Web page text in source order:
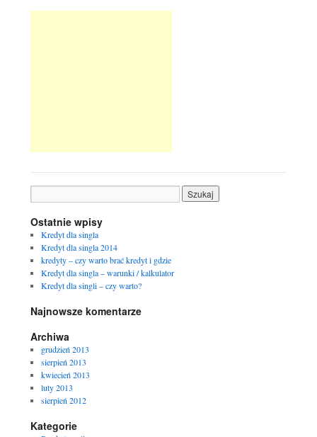
Ostatnie wpisy
Kredyt dla singla
Kredyt dla singla 2014
kredyty – czy warto brać kredyt i gdzie
Kredyt dla singla – warunki / kalkulator
Kredyt dla singli – czy warto?
Najnowsze komentarze
Archiwa
grudzień 2013
sierpień 2013
kwiecień 2013
luty 2013
sierpień 2012
Kategorie